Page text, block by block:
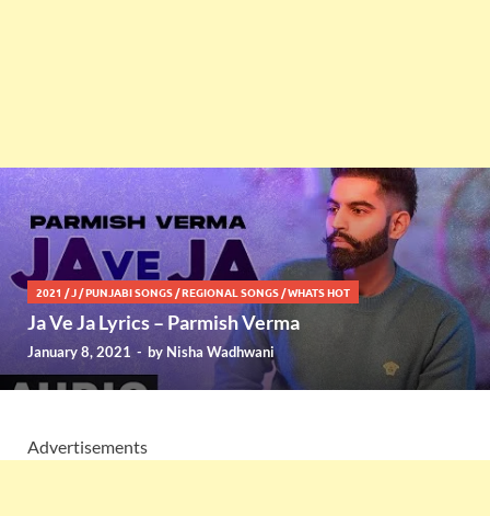
2021 /J /PUNJABI SONGS /REGIONAL SONGS /WHATS HOT
Ja Ve Ja Lyrics – Parmish Verma
January 8, 2021 - by Nisha Wadhwani
Advertisements